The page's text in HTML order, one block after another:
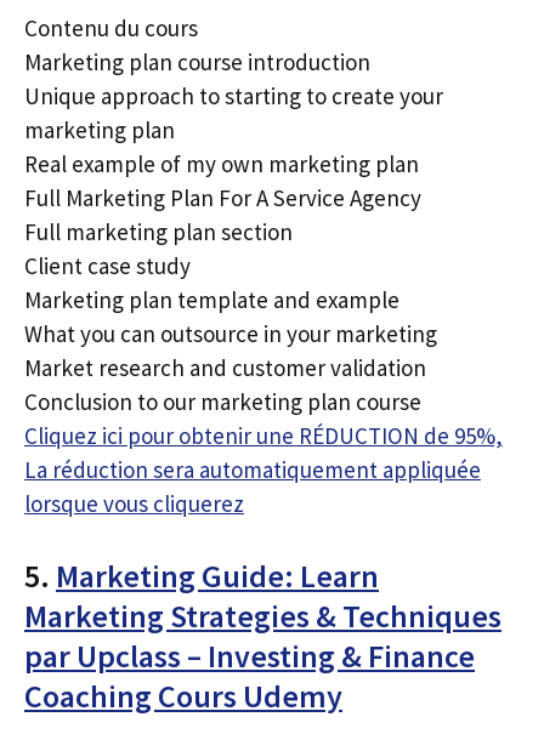
Contenu du cours
Marketing plan course introduction
Unique approach to starting to create your
marketing plan
Real example of my own marketing plan
Full Marketing Plan For A Service Agency
Full marketing plan section
Client case study
Marketing plan template and example
What you can outsource in your marketing
Market research and customer validation
Conclusion to our marketing plan course
Cliquez ici pour obtenir une RÉDUCTION de 95%,
La réduction sera automatiquement appliquée
lorsque vous cliquerez
5. Marketing Guide: Learn
Marketing Strategies & Techniques
par Upclass – Investing & Finance
Coaching Cours Udemy